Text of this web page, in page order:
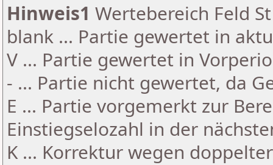
Hinweis1 Wertebereich Feld
blank ... Partie gewertet in
V ... Partie gewertet in
- ... Partie nicht gewertet, da
E ... Partie vorgemerkt zur
Einstiegselozahl in der
K ... Korrektur wegen